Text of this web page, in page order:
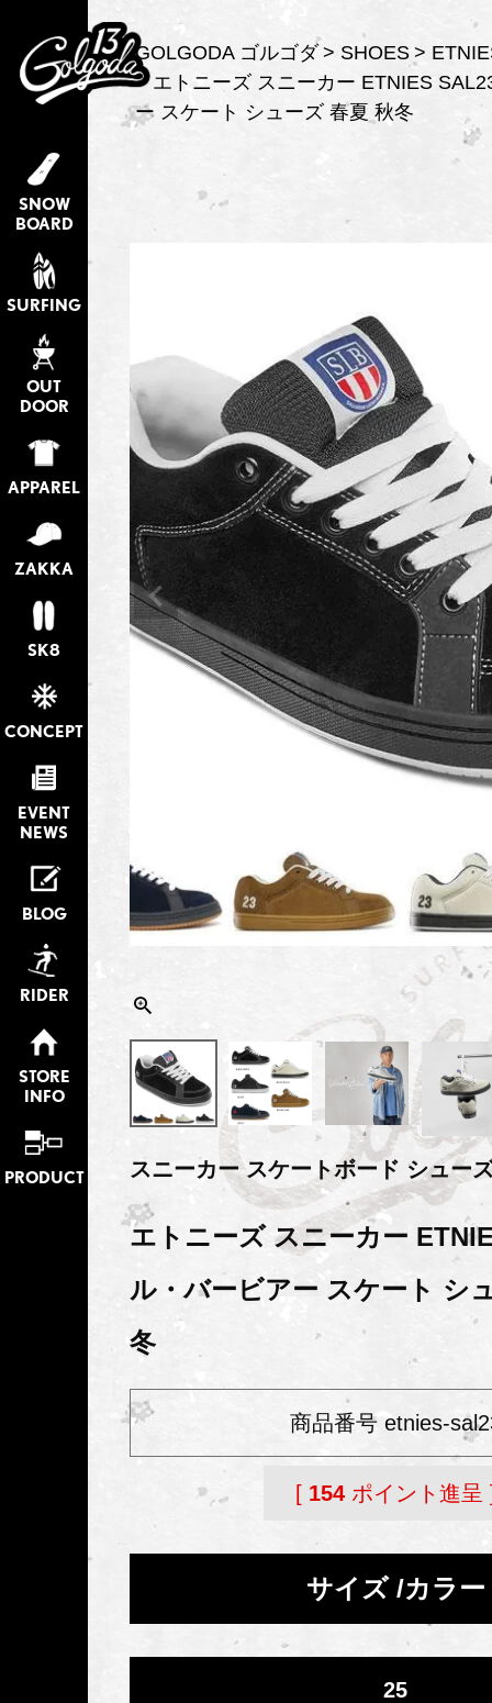
SNOW
BOARD
SURFING
OUT
DOOR
APPAREL
ZAKKA
SK8
CONCEPT
EVENT
NEWS
BLOG
RIDER
STORE
INFO
PRODUCT
GOLGODA ゴルゴダ SHOES
エトニーズ スニーカー ETNIES
ー スケート シューズ 春夏 秋冬
スニーカー スケートボード シュー
エトニーズ スニーカー
ル・バービアー スケート シ
冬
商品番号 etnies-
[ 154 ポイント進呈
サイズ カラー
25